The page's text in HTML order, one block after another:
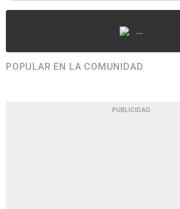
...
POPULAR EN LA COMUNIDAD
PUBLICIDAD